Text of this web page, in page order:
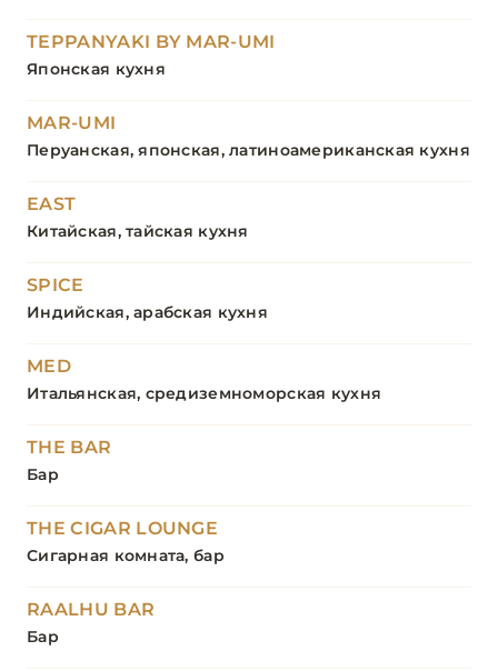
TEPPANYAKI BY MAR-UMI
Японская кухня
MAR-UMI
Перуанская, японская, латиноамериканская кухня
EAST
Китайская, тайская кухня
SPICE
Индийская, арабская кухня
MED
Итальянская, средиземноморская кухня
THE BAR
Бар
THE CIGAR LOUNGE
Сигарная комната, бар
RAALHU BAR
Бар